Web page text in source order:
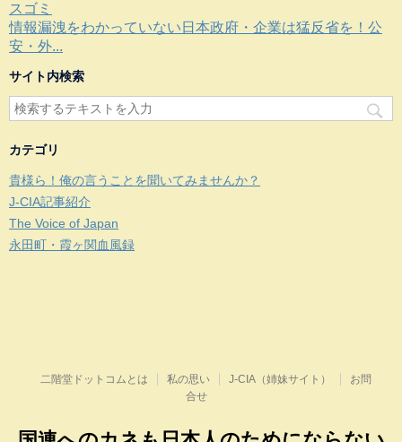
スゴミ
情報漏洩をわかっていない日本政府・企業は猛反省を！公
安・外...
サイト内検索
カテゴリ
貴様ら！俺の言うことを聞いてみませんか？
J-CIA記事紹介
The Voice of Japan
永田町・霞ヶ関血風録